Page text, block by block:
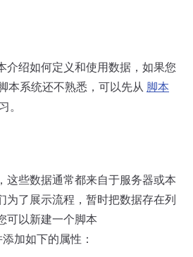
介绍如何定义和使用数据，如果您
本系统还不熟悉，可以先从 脚本
。
这些数据通常都来自于服务器或本
为了展示流程，暂时把数据存在列
可以新建一个脚本
添加如下的属性：